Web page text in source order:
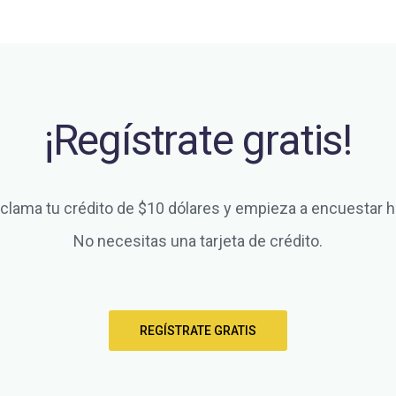
¡Regístrate gratis!
tu crédito de $10 dólares y empieza a encuestar
No necesitas una tarjeta de crédito.
REGÍSTRATE GRATIS